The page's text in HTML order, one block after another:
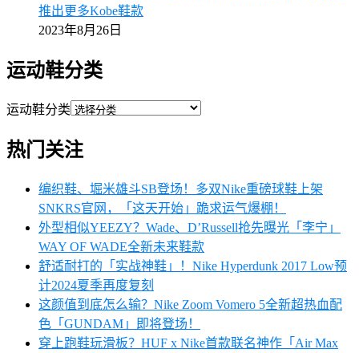
推出更多Kobe鞋款
2023年8月26日
运动鞋分类
运动鞋分类
热门关注
编织鞋、堀米雄斗SB登场！多双Nike重磅球鞋上架
SNKRS官网，「这天开始」跪求运气爆棚！
外型相似YEEZY？Wade、D’Russell抢先曝光「李宁」
WAY OF WADE全新未来鞋款
舒适耐打的「实战神鞋」！Nike Hyperdunk 2017 Low预
计2024夏季再度复刻
这颜值到底怎么输？Nike Zoom Vomero 5全新超热血配
色「GUNDAM」即将登场！
穿上跑鞋玩滑板？HUF x Nike首款联名神作「Air Max